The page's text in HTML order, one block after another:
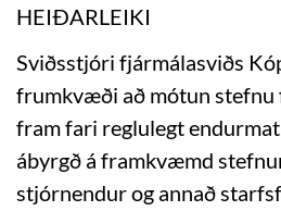
HEIÐARLEIKI
Sviðsstjóri fjármálasviðs
frumkvæði að mótun stefnu
fram fari reglulegt
ábyrgð á framkvæmd
stjórnendur og annað